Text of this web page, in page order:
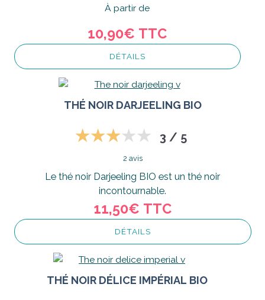
À partir de
10,90€ TTC
DÉTAILS
THÉ NOIR DARJEELING BIO
3 / 5
2 avis
Le thé noir Darjeeling BIO est un thé noir
incontournable.
11,50€ TTC
DÉTAILS
THÉ NOIR DÉLICE IMPÉRIAL BIO